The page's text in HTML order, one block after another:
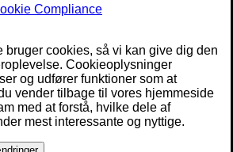
Compliance
bruger cookies, så vi kan give dig den
Cookieoplysninger
og udfører funktioner som at
vender tilbage til vores hjemmeside
med at forstå, hvilke dele af
mest interessante og nyttige.